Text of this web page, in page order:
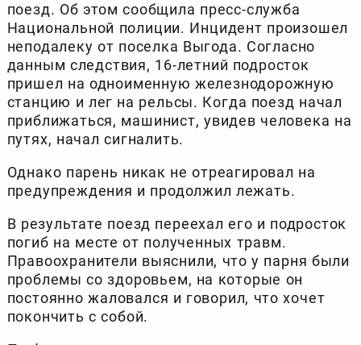
поезд. Об этом сообщила пресс-служба
Национальной полиции. Инцидент произошел
неподалеку от поселка Выгода. Согласно
данным следствия, 16-летний подросток
пришел на одноименную железнодорожную
станцию и лег на рельсы. Когда поезд начал
приближаться, машинист, увидев человека на
путях, начал сигналить.
Однако парень никак не отреагировал на
предупреждения и продолжил лежать.
В результате поезд переехал его и подросток
погиб на месте от полученных травм.
Правоохранители выяснили, что у парня были
проблемы со здоровьем, на которые он
постоянно жаловался и говорил, что хочет
покончить с собой.